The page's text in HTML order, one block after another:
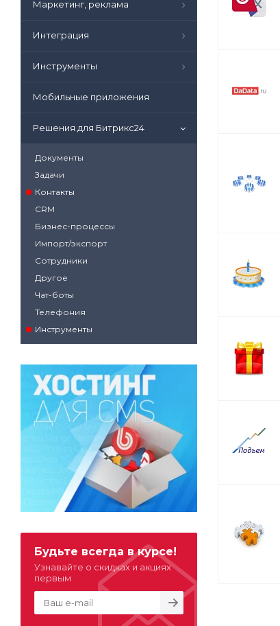
Маркетинг, реклама
Интеграция
Инструменты
Мобильные приложения
Решения для Битрикс24
Документы
Задачи
Контакты
CRM
Бизнес-процессы
Импорт/экспорт
Сотрудники
Другое
Чат-боты
Телефония
Инструменты
Будьте всегда в курсе!
Узнавайте о скидках и акциях
первым